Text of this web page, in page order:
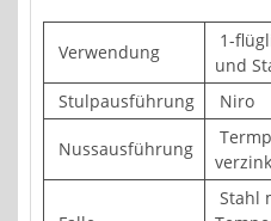
Verwendung
1-
und
Stulpausführung
Niro
Nussausführung
Stahl